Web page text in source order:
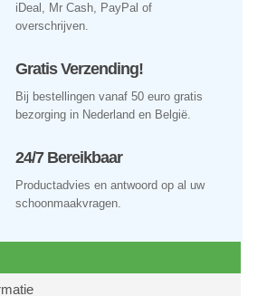
iDeal, Mr Cash, PayPal of
overschrijven.
Gratis Verzending!
Bij bestellingen vanaf 50 euro gratis
bezorging in Nederland en België.
24/7 Bereikbaar
Productadvies en antwoord op al uw
schoonmaakvragen.